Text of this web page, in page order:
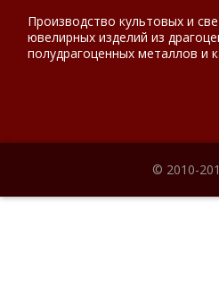
Производство культовых и
ювелирных изделий из
полудрагоценных металлов и
© 2010-